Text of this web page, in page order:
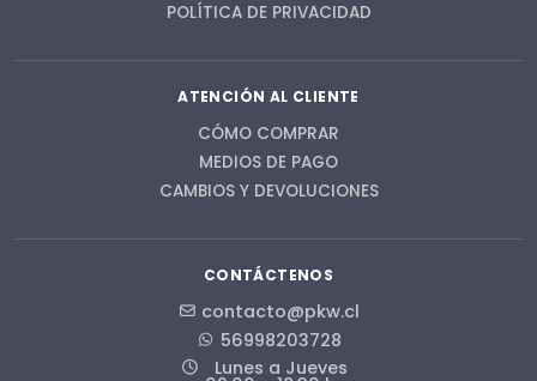
POLÍTICA DE PRIVACIDAD
ATENCIÓN AL CLIENTE
CÓMO COMPRAR
MEDIOS DE PAGO
CAMBIOS Y DEVOLUCIONES
CONTÁCTENOS
contacto@pkw.cl
56998203728
Lunes a Jueves